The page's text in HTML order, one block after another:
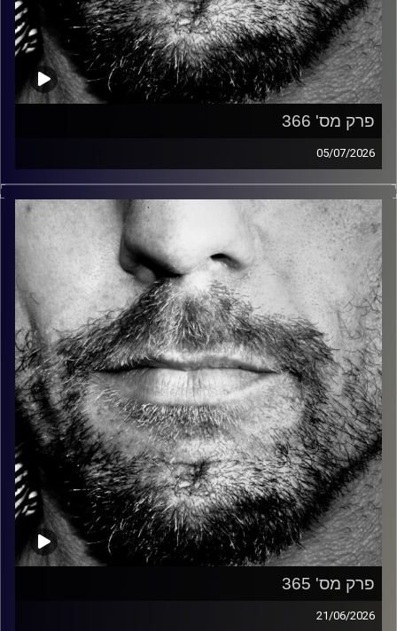
פרק מס' 366
05/07/2026
זיפים, מוזיקה מחוספסת של הופעות חיות. הרבה ג'אם, רוק,
בלוז, bluegrass, ג'אז, Fאנק, פרוגרסיב ואפילו אלקטרוניקה.
כל מה שחי, אמיתי ונושם.
עם שמוליק רגב.
קרדיט תמונות: David Goehring
פרק מס' 365
21/06/2026